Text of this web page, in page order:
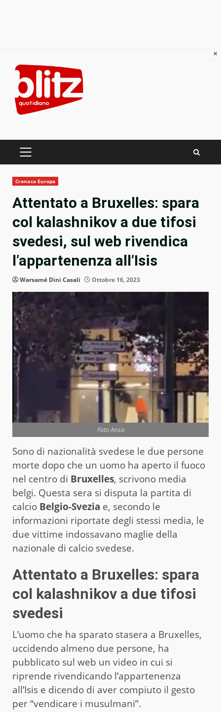
content
PRIMARY
Cronaca Europa
Attentato a Bruxelles: spara
col kalashnikov a due tifosi
svedesi, sul web rivendica
l’appartenenza all’Isis
Warsamé Dini Casali Ottobre 16, 2023
Foto Ansa
Sono di nazionalità svedese le due persone
morte dopo che un uomo ha aperto il fuoco
nel centro di Bruxelles, scrivono media
belgi. Questa sera si disputa la partita di
calcio Belgio-Svezia e, secondo le
informazioni riportate degli stessi media, le
due vittime indossavano maglie della
nazionale di calcio svedese.
Attentato a Bruxelles: spara
col kalashnikov a due tifosi
svedesi
L’uomo che ha sparato stasera a Bruxelles,
uccidendo almeno due persone, ha
pubblicato sul web un video in cui si
riprende rivendicando l’appartenenza
all’Isis e dicendo di aver compiuto il gesto
per “vendicare i musulmani”.
×